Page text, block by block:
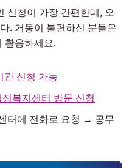
신청이 가장 간편한데, 오
. 거동이 불편하신 분들은
활용하세요.
간 신청 가능
정복지센터 방문 신청
터에 전화로 요청 → 공무